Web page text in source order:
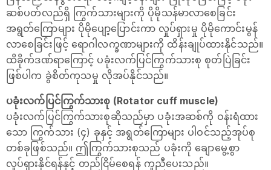
ဆစ်ပတ်လည်ရှိ ကြွက်သားများကို ပိုမိုသန်မာလာစေခြင်း
အရွတ်ကြောများ ပိုမိုပျော့ပြောင်းကာ လှုပ်ရှားမှု ပိုမိုကောင်းမွန်
လာစေခြင်းဖြင့် ရောဂါလက္ခဏာများကို ထိန်းချုပ်ထားနိုင်သည်။
ထိခိုက်ဒဏ်ရာကြောင့် ပခုံးလက်ပြင်ကြွက်သားစု စုတ်ပြဲခြင်း
ဖြစ်ပါက ခွဲစိတ်ကုသမှု လိုအပ်နိုင်သည်။
ပခုံးလက်ပြင်ကြွက်သားစု (Rotator cuff muscle)
ပခုံးလက်ပြင်ကြွက်သားစုဆိုသည်မှာ ပခုံးအဆစ်ကို ဝန်းရံထား
သော ကြွက်သား (၄) ခုနှင့် အရွတ်ကြောများ ပါဝင်သည့်အုပ်စု
တစ်ခုဖြစ်သည်။ ဤကြွက်သားစုသည် ပခုံးကို ချောမွေ့စွာ
လှုပ်ရှားနိုင်ရန်နှင့် တည်ငြိမ်စေရန် ကူညီပေးသည်။